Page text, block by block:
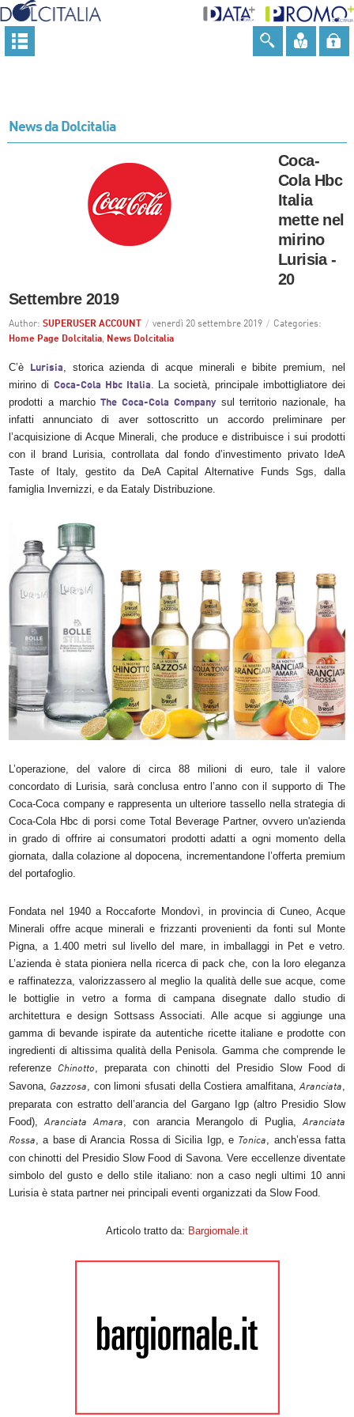
News da Dolcitalia
Coca-
Cola Hbc
Italia
mette nel
mirino
Lurisia -
20
Settembre 2019
Author: SUPERUSER ACCOUNT / venerdì 20 settembre 2019 / Categories:
Home Page Dolcitalia, News Dolcitalia
C’è Lurisia
, storica azienda di acque minerali e bibite premium, nel
mirino di Coca-Cola Hbc Italia
. La società, principale imbottigliatore dei
prodotti a marchioThe Coca-Cola Companysul territorio nazionale, ha
infatti annunciato di aver sottoscritto un accordo preliminare per
l’acquisizione di Acque Minerali, che produce e distribuisce i sui prodotti
con il brand Lurisia, controllata dal fondo d’investimento privato IdeA
Taste of Italy, gestito da DeA Capital Alternative Funds Sgs, dalla
famiglia Invernizzi, e da Eataly Distribuzione.
L’operazione, del valore di circa 88 milioni di euro, tale il valore
concordato di Lurisia, sarà conclusa entro l’anno con il supporto di The
Coca-Coca company e rappresenta un ulteriore tassello nella strategia di
Coca-Cola Hbc di porsi come Total Beverage Partner, ovvero un'azienda
in grado di offrire ai consumatori prodotti adatti a ogni momento della
giornata, dalla colazione al dopocena, incrementandone l’offerta premium
del portafoglio.
Fondata nel 1940 a Roccaforte Mondovì, in provincia di Cuneo, Acque
Minerali offre acque minerali e frizzanti provenienti da fonti sul Monte
Pigna, a 1.400 metri sul livello del mare, in imballaggi in Pet e vetro.
L’azienda è stata pioniera nella ricerca di pack che, con la loro eleganza
e raffinatezza, valorizzassero al meglio la qualità delle sue acque, come
le bottiglie in vetro a forma di campana disegnate dallo studio di
architettura e design Sottsass Associati. Alle acque si aggiunge una
gamma di bevande ispirate da autentiche ricette italiane e prodotte con
ingredienti di altissima qualità della Penisola. Gamma che comprende le
referenze
Chinotto
, preparata con chinotti del Presidio Slow Food di
Savona,
Gazzosa , con limoni sfusati della Costiera amalfitana,Aranciata
preparata con estratto dell’arancia del Gargano Igp (altro Presidio Slow
Food),Aranciata Amara , con arancia Merangolo di Puglia,Aranciata
Rossa
, a base di Arancia Rossa di Sicilia Igp, e Tonica
, anch’essa fatta
con chinotti del Presidio Slow Food di Savona. Vere eccellenze diventate
simbolo del gusto e dello stile italiano: non a caso negli ultimi 10 anni
Lurisia è stata partner nei principali eventi organizzati da Slow Food.
Articolo tratto da: Bargiornale.it